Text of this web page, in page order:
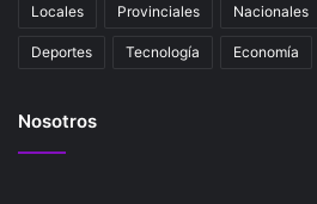
Locales Provinciales Nacionales
Deportes Tecnología Economía
Nosotros